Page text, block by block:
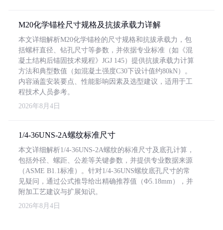
M20化学锚栓尺寸规格及抗拔承载力详解
本文详细解析M20化学锚栓的尺寸规格和抗拔承载力，包
括螺杆直径、钻孔尺寸等参数，并依据专业标准（如《混
凝土结构后锚固技术规程》JGJ 145）提供抗拔承载力计算
方法和典型数值（如混凝土强度C30下设计值约80kN）。
内容涵盖安装要点、性能影响因素及选型建议，适用于工
程技术人员参考。
2026年8月4日
1/4-36UNS-2A螺纹标准尺寸
本文详细解析1/4-36UNS-2A螺纹的标准尺寸及底孔计算，
包括外径、螺距、公差等关键参数，并提供专业数据来源
（ASME B1.1标准）。针对1/4-36UNS螺纹底孔尺寸的常
见疑问，通过公式推导给出精确推荐值（Φ5.18mm），并
附加工艺建议与扩展知识。
2026年8月4日